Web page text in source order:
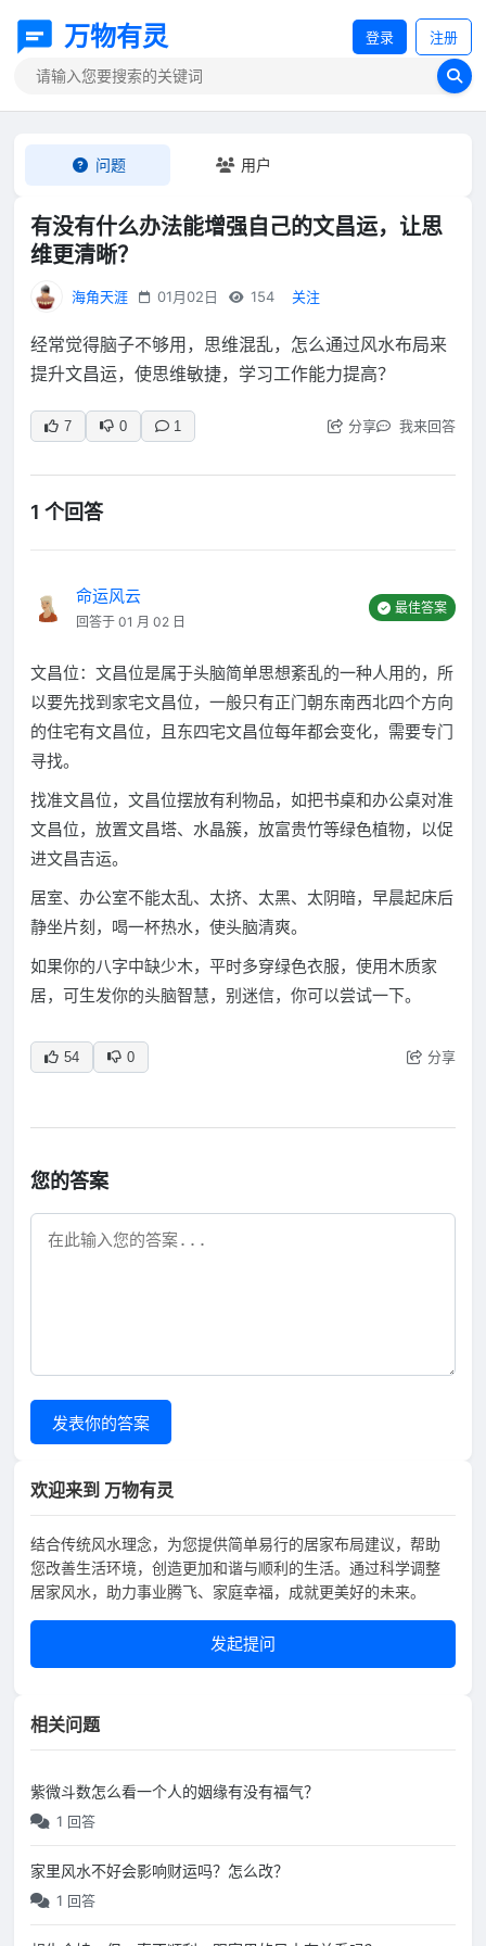
万物有灵 登录 注册
问题 用户
有没有什么办法能增强自己的文昌运，让思
维更清晰？
海角天涯 01月02日 154 关注
经常觉得脑子不够用，思维混乱，怎么通过风水布局来
提升文昌运，使思维敏捷，学习工作能力提高？
7 0 1 分享 我来回答
1 个回答
命运风云
回答于 01 月 02 日
最佳答案
文昌位：文昌位是属于头脑简单思想紊乱的一种人用的，所
以要先找到家宅文昌位，一般只有正门朝东南西北四个方向
的住宅有文昌位，且东四宅文昌位每年都会变化，需要专门
寻找。
找准文昌位，文昌位摆放有利物品，如把书桌和办公桌对准
文昌位，放置文昌塔、水晶簇，放富贵竹等绿色植物，以促
进文昌吉运。
居室、办公室不能太乱、太挤、太黑、太阴暗，早晨起床后
静坐片刻，喝一杯热水，使头脑清爽。
如果你的八字中缺少木，平时多穿绿色衣服，使用木质家
居，可生发你的头脑智慧，别迷信，你可以尝试一下。
54 0 分享
您的答案
发表你的答案
欢迎来到 万物有灵
结合传统风水理念，为您提供简单易行的居家布局建议，帮助
您改善生活环境，创造更加和谐与顺利的生活。通过科学调整
居家风水，助力事业腾飞、家庭幸福，成就更美好的未来。
发起提问
相关问题
紫微斗数怎么看一个人的姻缘有没有福气？
1 回答
家里风水不好会影响财运吗？怎么改？
1 回答